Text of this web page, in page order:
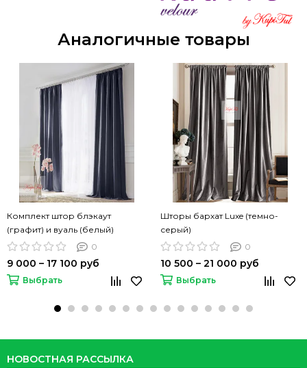
Аналогичные товары
Комплект штор блэкаут
(графит) и вуаль (белый)
0
9 000 – 17 100 руб
Выбрать
Шторы бархат Luxe (темно-
серый)
0
10 500 – 21 000 руб
Выбрать
НОВОСТНАЯ РАССЫЛКА